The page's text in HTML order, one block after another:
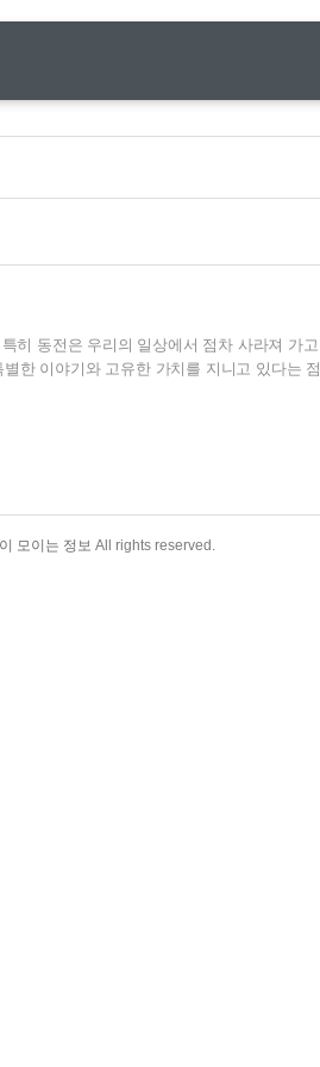
히 동전은 우리의 일상에서 점차 사라져 가고
한 이야기와 고유한 가치를 지니고 있다는 점
10원짜리 동전은 많은 이들에게 그 가치를
다. 10원 희귀동전의 가격표, 발행년도, 현재
함께 제공할 예..
모이는 정보 All rights reserved.